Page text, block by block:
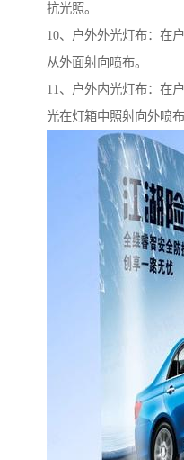
抗光照。
10、户外外光灯布：在
从外面射向喷布。
11、户外内光灯布：在
光在灯箱中照射向外喷布